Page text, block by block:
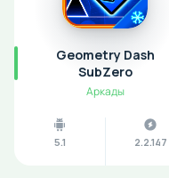
Geometry Dash
SubZero
Аркады
5.1 2.2.147